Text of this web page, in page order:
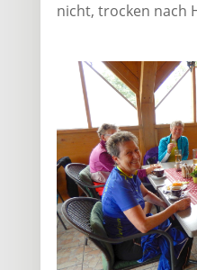
nicht, trocken nach